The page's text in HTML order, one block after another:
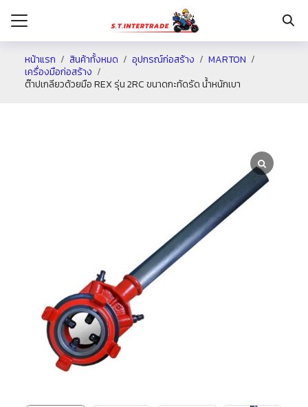
หน้าแรก สินค้าทั้งหมด อุปกรณ์ก่อสร้าง
MARTON
เครื่องมือก่อสร้าง
ต๊าปเกลียวด้วยมือ REX รุ่น 2RC ขนาดกะทัดรัด น้ำหนักเบา